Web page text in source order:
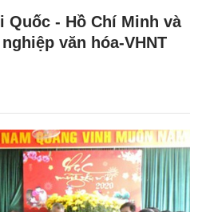
Quốc - Hồ Chí Minh và
văn hóa-VHNT